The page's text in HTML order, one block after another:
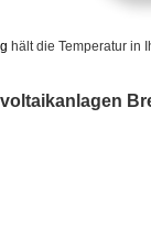
hält die Temperatur in